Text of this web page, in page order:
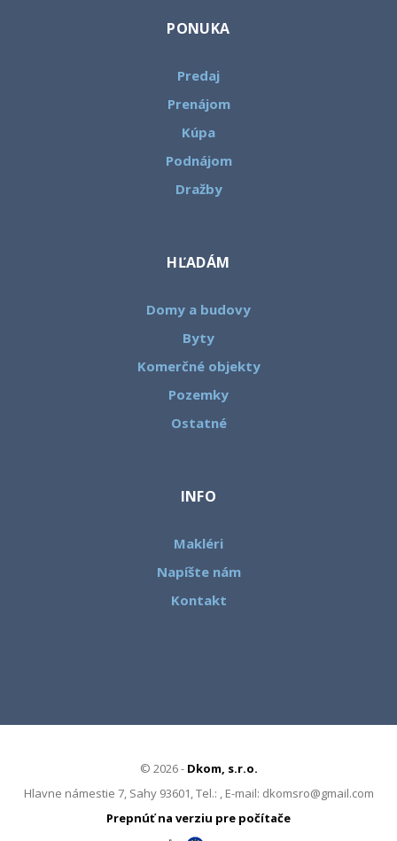
PONUKA
Predaj
Prenájom
Kúpa
Podnájom
Dražby
HĽADÁM
Domy a budovy
Byty
Komerčné objekty
Pozemky
Ostatné
INFO
Makléri
Napíšte nám
Kontakt
© 2026 - Dkom, s.r.o.
Hlavne námestie 7, Sahy 93601, Tel.: , E-mail: dkomsro@gmail.com
Prepnúť na verziu pre počítače